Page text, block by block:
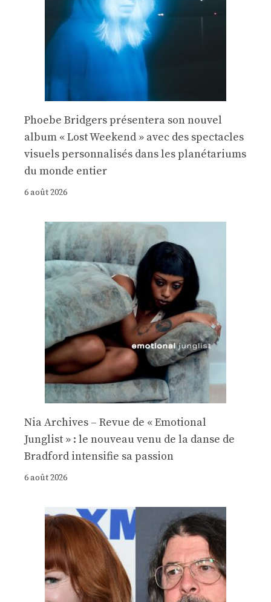
Phoebe Bridgers présentera son nouvel
album « Lost Weekend » avec des spectacles
visuels personnalisés dans les planétariums
du monde entier
6 août 2026
Nia Archives – Revue de « Emotional
Junglist » : le nouveau venu de la danse de
Bradford intensifie sa passion
6 août 2026